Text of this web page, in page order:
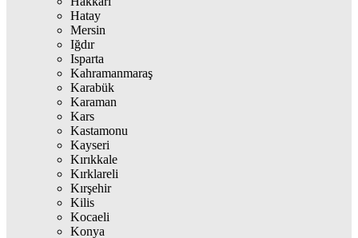
Hatay
Mersin
Iğdır
Isparta
Kahramanmaraş
Karabük
Karaman
Kars
Kastamonu
Kayseri
Kırıkkale
Kırklareli
Kırşehir
Kilis
Kocaeli
Konya